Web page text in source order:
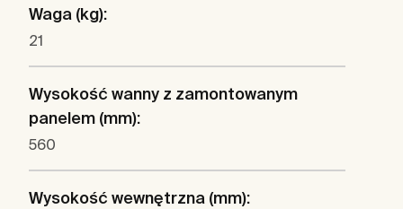
Waga (kg):
21
Wysokość wanny z zamontowanym
panelem (mm):
560
Wysokość wewnętrzna (mm):